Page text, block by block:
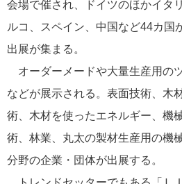
会場で催され、ドイツのほかイタ
ルコ、スペイン、中国など44カ国
出展が集まる。
オーダーメードや大量生産用の
などが展示される。表面技術、木
術、木材を使ったエネルギー、機
術、林業、丸太の製材生産用の機
分野の企業・団体が出展する。